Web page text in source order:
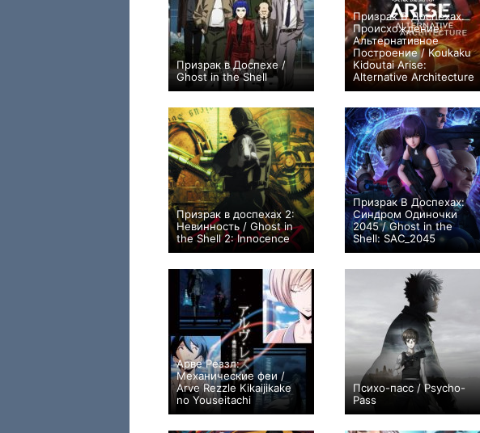
Призрак в Доспехе /
Ghost in the Shell
+549 59 1226
Призрак В Доспехах.
Происхождение:
Альтернативное
Построение / Koukaku
Kidoutai Arise:
Alternative Architecture
+36 10 182
Призрак в доспехах 2:
Невинность / Ghost in
the Shell 2: Innocence
+2 1 167
Призрак В Доспехах:
Синдром Одиночки
2045 / Ghost in the
Shell: SAC_2045
+43 24 421
Арве Реззл:
Механические феи /
Arve Rezzle Kikaijikake
no Youseitachi
+5 1 56
Психо-пасс / Psycho-
Pass
+775 60 2356